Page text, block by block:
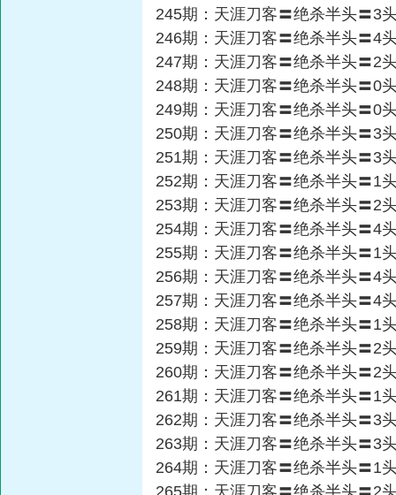
245期：天涯刀客〓绝杀半头〓3
246期：天涯刀客〓绝杀半头〓4
247期：天涯刀客〓绝杀半头〓2
248期：天涯刀客〓绝杀半头〓0
249期：天涯刀客〓绝杀半头〓0
250期：天涯刀客〓绝杀半头〓3
251期：天涯刀客〓绝杀半头〓3
252期：天涯刀客〓绝杀半头〓1
253期：天涯刀客〓绝杀半头〓2
254期：天涯刀客〓绝杀半头〓4
255期：天涯刀客〓绝杀半头〓1
256期：天涯刀客〓绝杀半头〓4
257期：天涯刀客〓绝杀半头〓4
258期：天涯刀客〓绝杀半头〓1
259期：天涯刀客〓绝杀半头〓2
260期：天涯刀客〓绝杀半头〓2
261期：天涯刀客〓绝杀半头〓1
262期：天涯刀客〓绝杀半头〓3
263期：天涯刀客〓绝杀半头〓3
264期：天涯刀客〓绝杀半头〓1
265期：天涯刀客〓绝杀半头〓2